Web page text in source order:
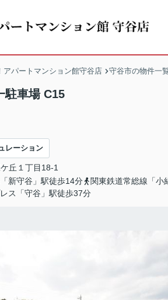
アパートマンション館守谷店 守谷市の物件一
駐車場 C15
レーション
丘 １丁目18-1
新守谷」駅徒歩14分
関東鉄道常総線「小
ス「守谷」駅徒歩37分